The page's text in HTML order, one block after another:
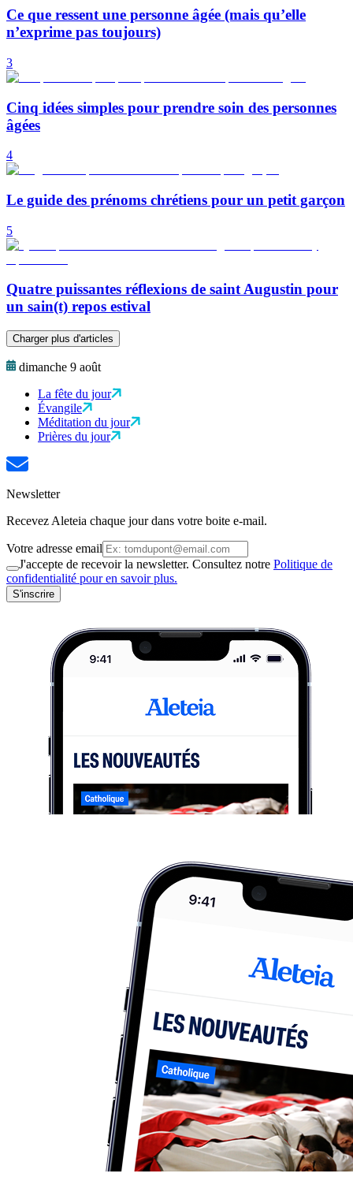
Ce que ressent une personne âgée (mais qu’elle
n’exprime pas toujours)
3
Cinq idées simples pour prendre soin des personnes
âgées
4
Le guide des prénoms chrétiens pour un petit garçon
5
Quatre puissantes réflexions de saint Augustin pour
un sain(t) repos estival
Charger plus d'articles
dimanche 9 août
La fête du jour
Évangile
Méditation du jour
Prières du jour
Newsletter
Recevez Aleteia chaque jour dans votre boite e-mail.
Votre adresse email
J'accepte de recevoir la newsletter. Consultez notre Politique de
confidentialité pour en savoir plus.
S'inscrire